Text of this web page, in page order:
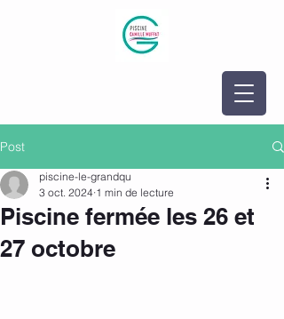
Post
Piscine fermée les 26 et
27 octobre
piscine-le-grandqu
3 oct. 2024 1 min de lecture